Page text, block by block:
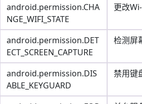
android.permission.CHA
NGE_WIFI_STATE
更改
android.permission.DET
ECT_SCREEN_CAPTURE
检测屏
android.permission.DIS
ABLE_KEYGUARD
禁用键